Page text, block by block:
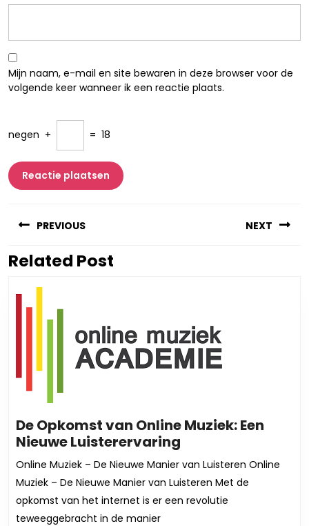
Mijn naam, e-mail en site bewaren in deze browser voor de
volgende keer wanneer ik een reactie plaats.
negen + = 18
PREVIOUS
Vorig
NEXT
Related Post
De Opkomst van Online Muziek: Een
Nieuwe Luisterervaring
Opkomst
van
Online
Muziek:
Online Muziek – De Nieuwe Manier van Luisteren Online
Muziek – De Nieuwe Manier van Luisteren Met de
opkomst van het internet is er een revolutie
teweeggebracht in de manier